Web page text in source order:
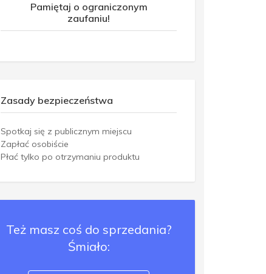
Pamiętaj o ograniczonym
zaufaniu!
Zasady bezpieczeństwa
Spotkaj się z publicznym miejscu
Zapłać osobiście
Płać tylko po otrzymaniu produktu
Też masz coś do sprzedania?
Śmiało: